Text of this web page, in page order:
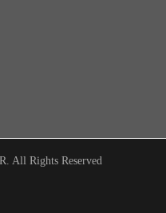
All Rights Reserved